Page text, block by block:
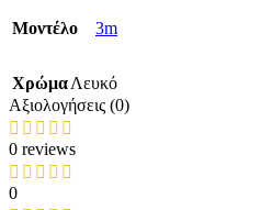
Mοντέλο 3m
ΧρώμαΛευκό
Αξιολογήσεις (0)
0 reviews
0